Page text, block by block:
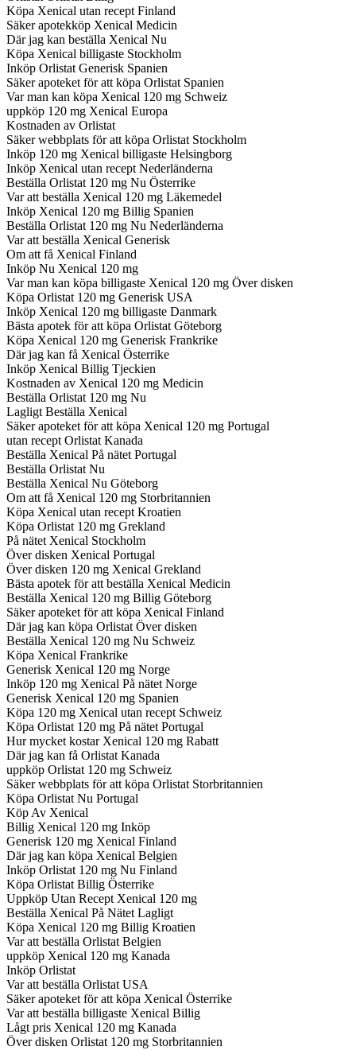
Köpa Xenical utan recept Finland
Säker apotekköp Xenical Medicin
Där jag kan beställa Xenical Nu
Köpa Xenical billigaste Stockholm
Inköp Orlistat Generisk Spanien
Säker apoteket för att köpa Orlistat Spanien
Var man kan köpa Xenical 120 mg Schweiz
uppköp 120 mg Xenical Europa
Kostnaden av Orlistat
Säker webbplats för att köpa Orlistat Stockholm
Inköp 120 mg Xenical billigaste Helsingborg
Inköp Xenical utan recept Nederländerna
Beställa Orlistat 120 mg Nu Österrike
Var att beställa Xenical 120 mg Läkemedel
Inköp Xenical 120 mg Billig Spanien
Beställa Orlistat 120 mg Nu Nederländerna
Var att beställa Xenical Generisk
Om att få Xenical Finland
Inköp Nu Xenical 120 mg
Var man kan köpa billigaste Xenical 120 mg Över disken
Köpa Orlistat 120 mg Generisk USA
Inköp Xenical 120 mg billigaste Danmark
Bästa apotek för att köpa Orlistat Göteborg
Köpa Xenical 120 mg Generisk Frankrike
Där jag kan få Xenical Österrike
Inköp Xenical Billig Tjeckien
Kostnaden av Xenical 120 mg Medicin
Beställa Orlistat 120 mg Nu
Lagligt Beställa Xenical
Säker apoteket för att köpa Xenical 120 mg Portugal
utan recept Orlistat Kanada
Beställa Xenical På nätet Portugal
Beställa Orlistat Nu
Beställa Xenical Nu Göteborg
Om att få Xenical 120 mg Storbritannien
Köpa Xenical utan recept Kroatien
Köpa Orlistat 120 mg Grekland
På nätet Xenical Stockholm
Över disken Xenical Portugal
Över disken 120 mg Xenical Grekland
Bästa apotek för att beställa Xenical Medicin
Beställa Xenical 120 mg Billig Göteborg
Säker apoteket för att köpa Xenical Finland
Där jag kan köpa Orlistat Över disken
Beställa Xenical 120 mg Nu Schweiz
Köpa Xenical Frankrike
Generisk Xenical 120 mg Norge
Inköp 120 mg Xenical På nätet Norge
Generisk Xenical 120 mg Spanien
Köpa 120 mg Xenical utan recept Schweiz
Köpa Orlistat 120 mg På nätet Portugal
Hur mycket kostar Xenical 120 mg Rabatt
Där jag kan få Orlistat Kanada
uppköp Orlistat 120 mg Schweiz
Säker webbplats för att köpa Orlistat Storbritannien
Köpa Orlistat Nu Portugal
Köp Av Xenical
Billig Xenical 120 mg Inköp
Generisk 120 mg Xenical Finland
Där jag kan köpa Xenical Belgien
Inköp Orlistat 120 mg Nu Finland
Köpa Orlistat Billig Österrike
Uppköp Utan Recept Xenical 120 mg
Beställa Xenical På Nätet Lagligt
Köpa Xenical 120 mg Billig Kroatien
Var att beställa Orlistat Belgien
uppköp Xenical 120 mg Kanada
Inköp Orlistat
Var att beställa Orlistat USA
Säker apoteket för att köpa Xenical Österrike
Var att beställa billigaste Xenical Billig
Lågt pris Xenical 120 mg Kanada
Över disken Orlistat 120 mg Storbritannien